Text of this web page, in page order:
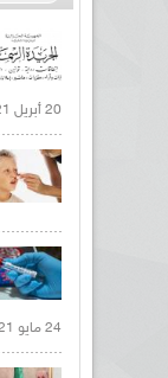
20 أبريل 2021 |
24 مايو 2021 |